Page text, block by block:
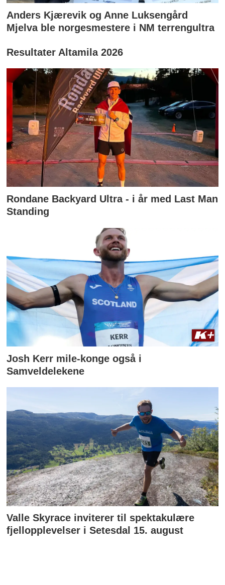
Anders Kjærevik og Anne Luksengård
Mjelva ble norgesmestere i NM terrengultra
Resultater Altamila 2026
Rondane Backyard Ultra - i år med Last Man
Standing
Josh Kerr mile-konge også i
Samveldelekene
Valle Skyrace inviterer til spektakulære
fjellopplevelser i Setesdal 15. august